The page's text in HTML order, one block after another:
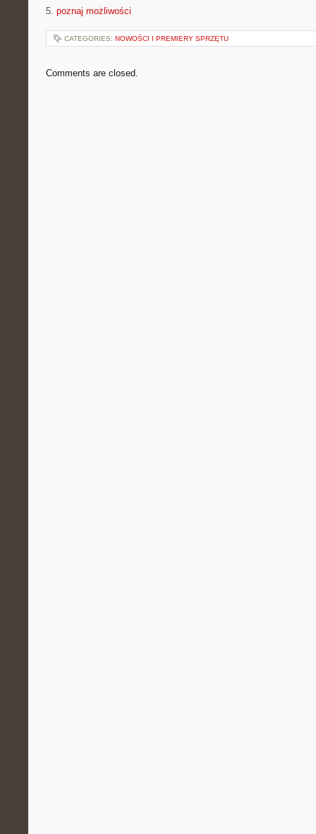
5. poznaj możliwości
CATEGORIES: NOWOŚCI I PREMIERY SPRZĘTU
Comments are closed.